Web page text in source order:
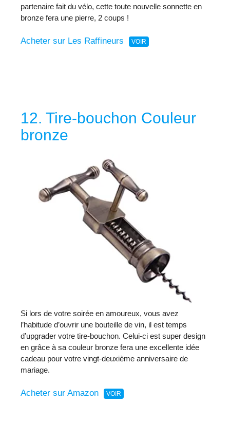
partenaire fait du vélo, cette toute nouvelle sonnette en
bronze fera une pierre, 2 coups !
Acheter sur Les Raffineurs
12. Tire-bouchon Couleur
bronze
Si lors de votre soirée en amoureux, vous avez
l’habitude d’ouvrir une bouteille de vin, il est temps
d’upgrader votre tire-bouchon. Celui-ci est super design
en grâce à sa couleur bronze fera une excellente idée
cadeau pour votre vingt-deuxième anniversaire de
mariage.
Acheter sur Amazon